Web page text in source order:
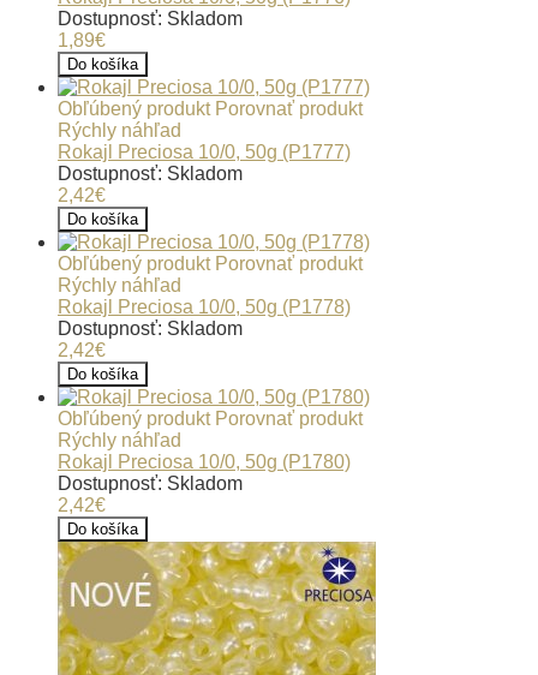
Dostupnosť: Skladom
1,89€
Do košíka
Obľúbený produkt Porovnať produkt
Rýchly náhľad
Rokajl Preciosa 10/0, 50g (P1777)
Dostupnosť: Skladom
2,42€
Do košíka
Obľúbený produkt Porovnať produkt
Rýchly náhľad
Rokajl Preciosa 10/0, 50g (P1778)
Dostupnosť: Skladom
2,42€
Do košíka
Obľúbený produkt Porovnať produkt
Rýchly náhľad
Rokajl Preciosa 10/0, 50g (P1780)
Dostupnosť: Skladom
2,42€
Do košíka